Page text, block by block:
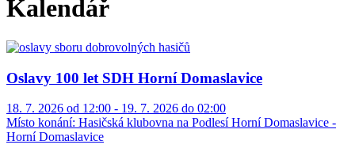
Kalendář
Oslavy 100 let SDH Horní Domaslavice
18. 7. 2026 od 12:00 - 19. 7. 2026 do 02:00
Místo konání: Hasičská klubovna na Podlesí Horní Domaslavice -
Horní Domaslavice